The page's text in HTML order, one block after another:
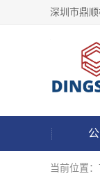
当前位置：